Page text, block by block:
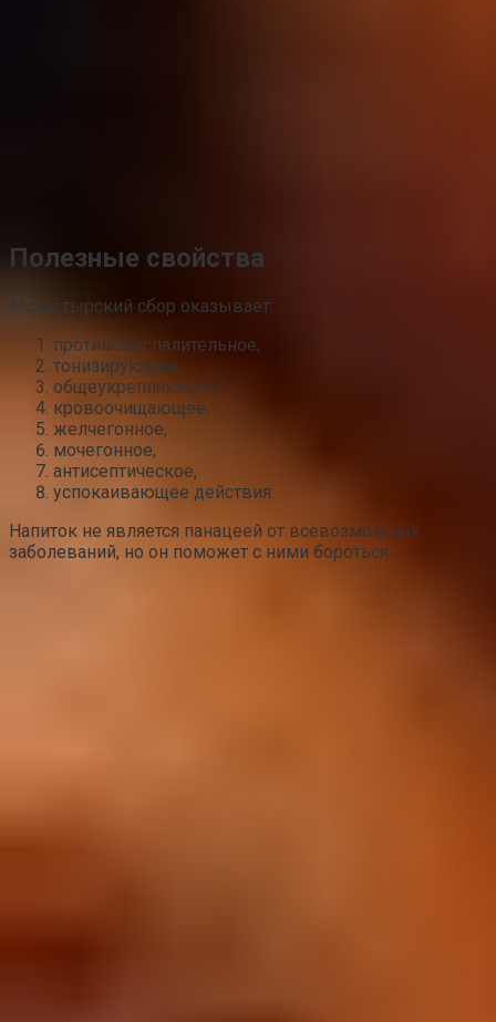
Полезные свойства
Монастырский сбор оказывает:
противовоспалительное,
тонизирующее,
общеукрепляющее,
кровоочищающее,
желчегонное,
мочегонное,
антисептическое,
успокаивающее действия.
Напиток не является панацеей от всевозможных
заболеваний, но он поможет с ними бороться.